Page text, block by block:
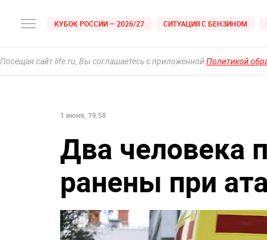
КУБОК РОССИИ — 2026/27 СИТУАЦИЯ С БЕНЗИНОМ
Посещая сайт life.ru, Вы соглашаетесь с приложеннойПолитикой
1 июня, 19:58
Два человека
ранены при